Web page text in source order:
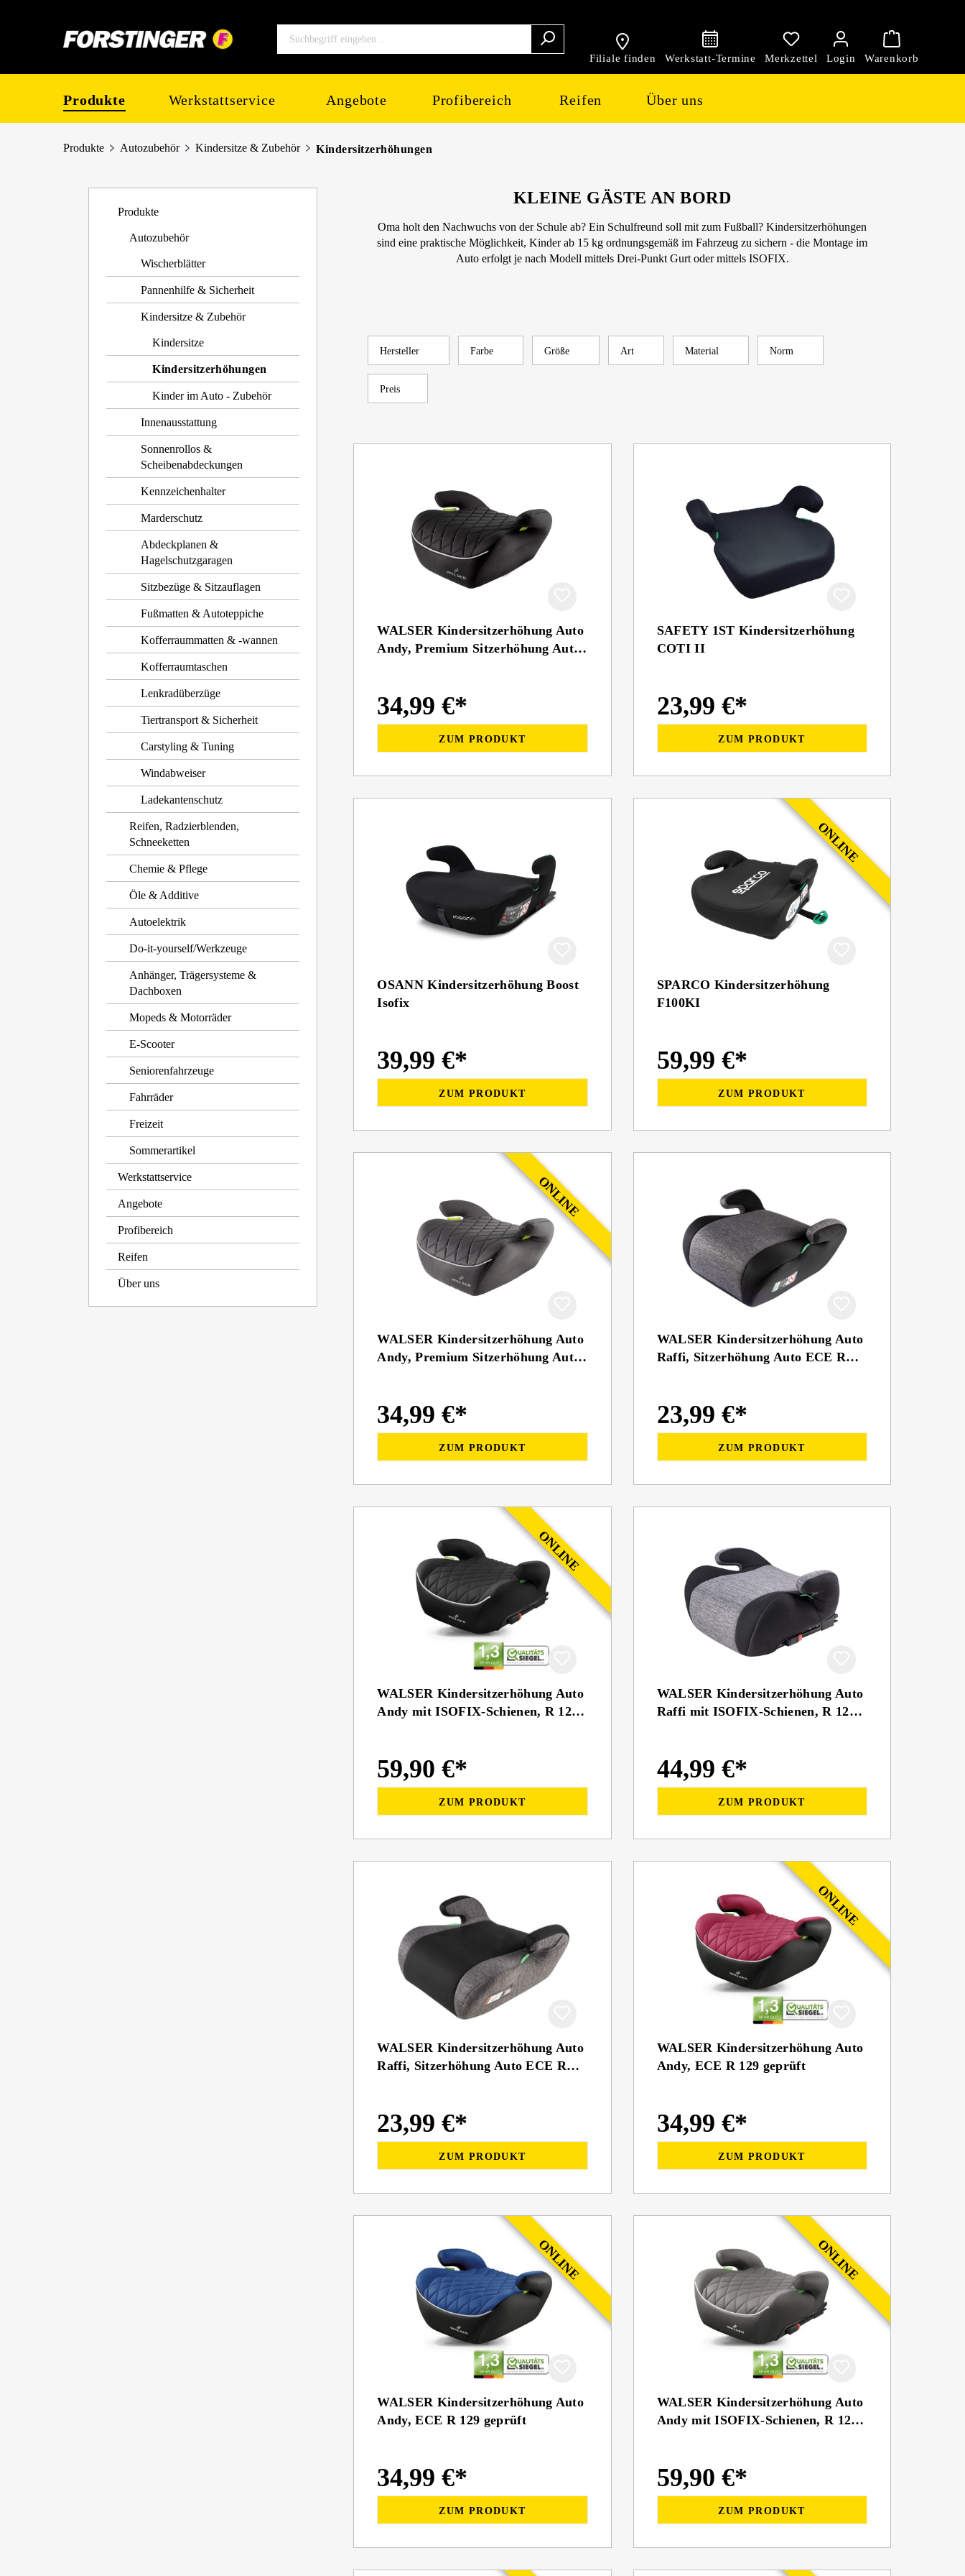
Filiale finden
Produkte Werkstattservice Angebote Profibereich Reifen Über uns
Produkte Autozubehör Kindersitze & Zubehör Kindersitzerhöhungen
Produkte
Autozubehör
Wischerblätter
Pannenhilfe & Sicherheit
Kindersitze & Zubehör
Kindersitze
Kindersitzerhöhungen
Kinder im Auto - Zubehör
Innenausstattung
Sonnenrollos &
Scheibenabdeckungen
Kennzeichenhalter
Marderschutz
Abdeckplanen &
Hagelschutzgaragen
Sitzbezüge & Sitzauflagen
Fußmatten & Autoteppiche
Kofferraummatten & -wannen
Kofferraumtaschen
Lenkradüberzüge
Tiertransport & Sicherheit
Carstyling & Tuning
Windabweiser
Ladekantenschutz
Reifen, Radzierblenden,
Schneeketten
Chemie & Pflege
Öle & Additive
Autoelektrik
Do-it-yourself/Werkzeuge
Anhänger, Trägersysteme &
Dachboxen
Mopeds & Motorräder
E-Scooter
Seniorenfahrzeuge
Fahrräder
Freizeit
Sommerartikel
Werkstattservice
Angebote
Profibereich
Reifen
Über uns
KLEINE GÄSTE AN BORD
Oma holt den Nachwuchs von der Schule ab? Ein Schulfreund soll mit zum Fußball? Kindersitzerhöhungen
sind eine praktische Möglichkeit, Kinder ab 15 kg ordnungsgemäß im Fahrzeug zu sichern - die Montage im
Auto erfolgt je nach Modell mittels Drei-Punkt Gurt oder mittels ISOFIX.
Hersteller Farbe Größe Art Material Norm
Preis
WALSER Kindersitzerhöhung Auto
Andy, Premium Sitzerhöhung Auto
34,99 €*
ZUM PRODUKT
SAFETY 1ST Kindersitzerhöhung
COTI II
23,99 €*
ZUM PRODUKT
OSANN Kindersitzerhöhung Boost
Isofix
39,99 €*
ZUM PRODUKT
SPARCO Kindersitzerhöhung
F100KI
59,99 €*
ZUM PRODUKT
WALSER Kindersitzerhöhung Auto
Andy, Premium Sitzerhöhung Auto
34,99 €*
ZUM PRODUKT
WALSER Kindersitzerhöhung Auto
Raffi, Sitzerhöhung Auto ECE R
23,99 €*
ZUM PRODUKT
WALSER Kindersitzerhöhung Auto
Andy mit ISOFIX-Schienen, R 129
59,90 €*
ZUM PRODUKT
WALSER Kindersitzerhöhung Auto
Raffi mit ISOFIX-Schienen, R 129
44,99 €*
ZUM PRODUKT
WALSER Kindersitzerhöhung Auto
Raffi, Sitzerhöhung Auto ECE R
23,99 €*
ZUM PRODUKT
WALSER Kindersitzerhöhung Auto
Andy, ECE R 129 geprüft
34,99 €*
ZUM PRODUKT
WALSER Kindersitzerhöhung Auto
Andy, ECE R 129 geprüft
34,99 €*
ZUM PRODUKT
WALSER Kindersitzerhöhung Auto
Andy mit ISOFIX-Schienen, R 129
59,90 €*
ZUM PRODUKT